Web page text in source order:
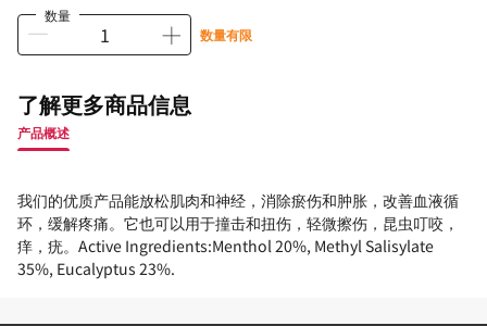
数量
数量有限
了解更多商品信息
产品概述
我们的优质产品能放松肌肉和神经，消除瘀伤和肿胀，改善血液循
环，缓解疼痛。它也可以用于撞击和扭伤，轻微擦伤，昆虫叮咬，
痒，疣。Active Ingredients:Menthol 20%, Methyl Salisylate
35%, Eucalyptus 23%.